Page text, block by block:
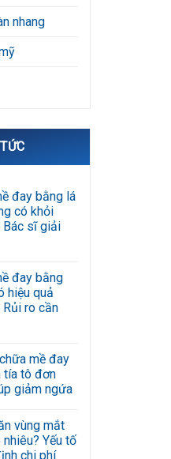
nhang
đay bằng lá
có khỏi
Bác sĩ giải
đay bằng
hiệu quả
Rủi ro cần
mề đay
tía tô đơn
giảm ngứa
vùng mắt
Yếu tố
chi phí